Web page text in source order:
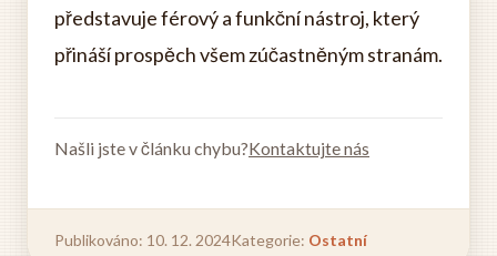
představuje férový a funkční nástroj, který
přináší prospěch všem zúčastněným stranám.
Našli jste v článku chybu?Kontaktujte nás
Publikováno: 10. 12. 2024Kategorie: Ostatní